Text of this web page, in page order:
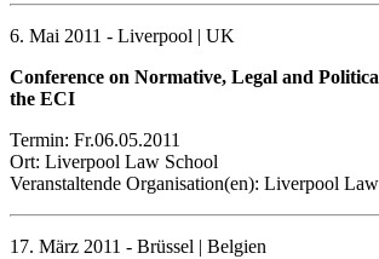
6. Mai 2011 - Liverpool | UK
Conference on Normative, Legal and
the ECI
Termin: Fr.06.05.2011
Ort: Liverpool Law School
Veranstaltende Organisation(en): Liverpool
17. März 2011 - Brüssel | Belgien